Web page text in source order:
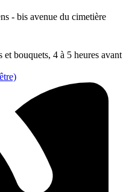
- bis avenue du cimetière
bouquets, 4 à 5 heures avant